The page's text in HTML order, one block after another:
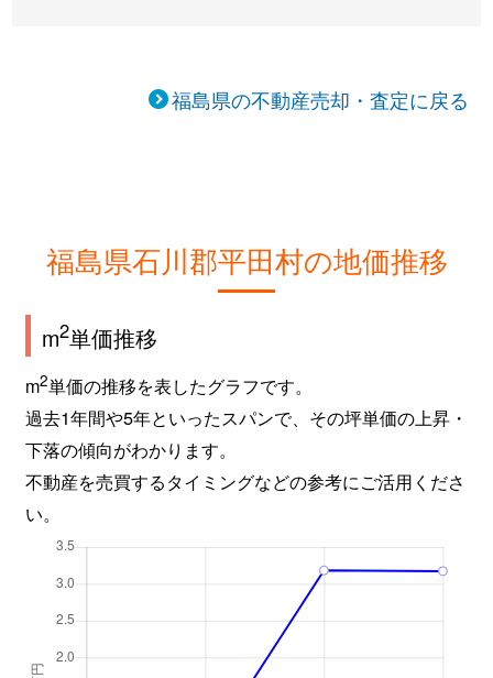
福島県の不動産売却・査定に戻る
福島県石川郡平田村の地価推移
m2単価推移
m2単価の推移を表したグラフです。
過去1年間や5年といったスパンで、その坪単価の上昇・
下落の傾向がわかります。
不動産を売買するタイミングなどの参考にご活用くださ
い。